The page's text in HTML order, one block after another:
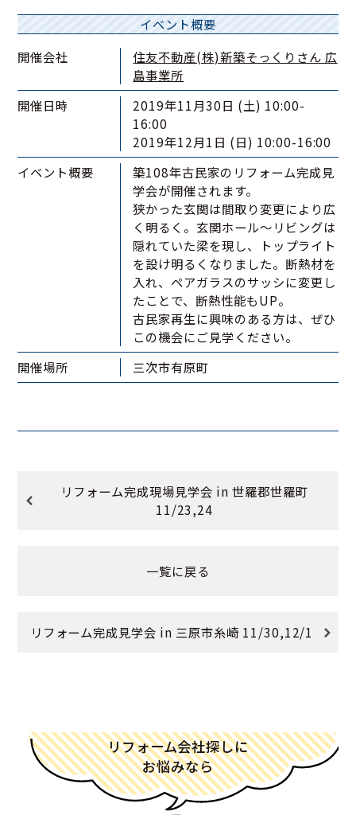
イベント概要
開催会社
住友不動産(株)新築そっくりさん 広
島事業所
開催日時
2019年11月30日 (土) 10:00-
16:00
2019年12月1日 (日) 10:00-16:00
イベント概要
築108年古民家のリフォーム完成見
学会が開催されます。
狭かった玄関は間取り変更により広
く明るく。玄関ホール～リビングは
隠れていた梁を現し、トップライト
を設け明るくなりました。断熱材を
入れ、ペアガラスのサッシに変更し
たことで、断熱性能もUP。
古民家再生に興味のある方は、ぜひ
この機会にご見学ください。
開催場所
三次市有原町
リフォーム完成現場見学会 in 世羅郡世羅町
11/23,24
一覧に戻る
リフォーム完成見学会 in 三原市糸崎 11/30,12/1
リフォーム会社探しに
お悩みなら